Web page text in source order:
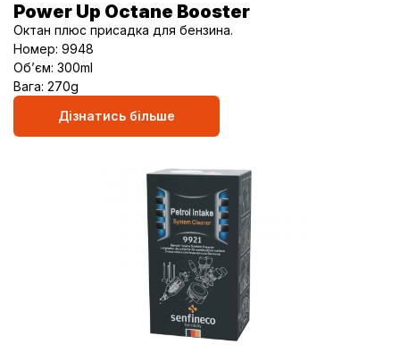
Power Up Octane Booster
Октан плюс присадка для бензина.
Номер: 9948
Об’єм: 300ml
Вага: 270g
Дізнатись більше